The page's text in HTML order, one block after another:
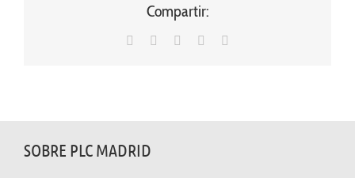
Compartir:
WhatsAppLinkedInFacebook
SOBRE PLC MADRID